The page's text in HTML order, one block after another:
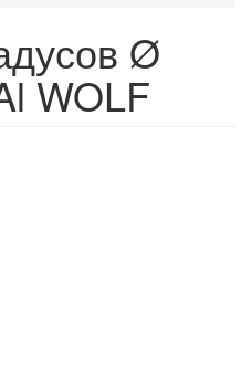
Ø
WOLF